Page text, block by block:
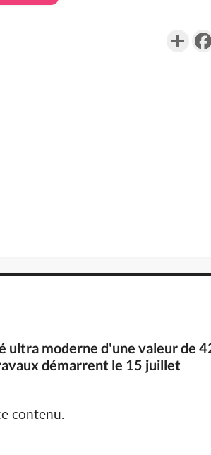
ultra moderne d'une valeur de
démarrent le 15 juillet
contenu.